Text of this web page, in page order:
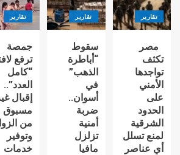
تقارير
مصر
تكثف
تواجدها
الأمني
على
الحدود
الشرقية
لمنع تسلل
أي عناصر
تقارير
سقوط
“أباطرة
الذهب”
في
أسوان..
ضربة
أمنية
تزلزل
مافيا
تقارير
جمصة
ترفع
“كامل
العدد”..
إقبال
مسبوق
من
وتوفير
خدمات